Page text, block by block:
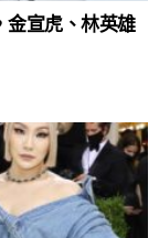
金宣虎、林英雄